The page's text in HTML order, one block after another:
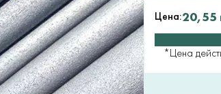
Цена:20,55
*Цена